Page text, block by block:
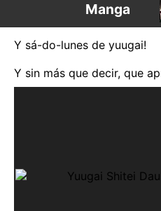
Manga
Y sá-do-lunes de yuugai!
Y sin más que decir, que